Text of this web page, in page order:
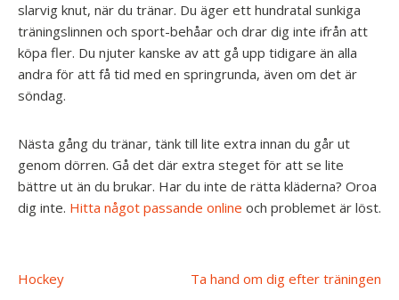
slarvig knut, när du tränar. Du äger ett hundratal sunkiga
träningslinnen och sport-behåar och drar dig inte ifrån att
köpa fler. Du njuter kanske av att gå upp tidigare än alla
andra för att få tid med en springrunda, även om det är
söndag.
Nästa gång du tränar, tänk till lite extra innan du går ut
genom dörren. Gå det där extra steget för att se lite
bättre ut än du brukar. Har du inte de rätta kläderna? Oroa
dig inte. Hitta något passande online och problemet är löst.
Post
Hockey Ta hand om dig efter träningen